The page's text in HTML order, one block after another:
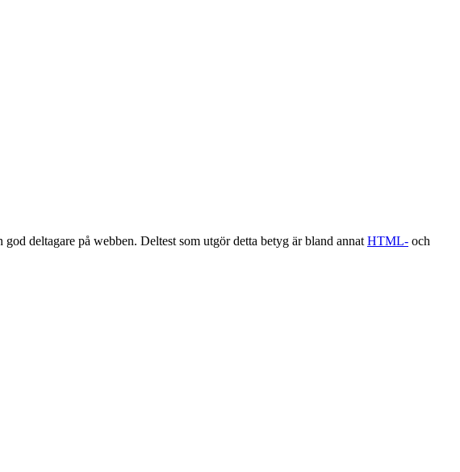
deltagare på webben. Deltest som utgör detta betyg är bland annat HTML- och